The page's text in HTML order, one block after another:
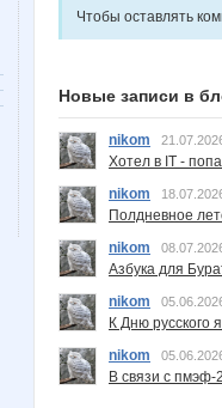
Чтобы оставлять
Новые записи в
nikom
Хотел в IT -
nikom
Полдневное
nikom
Азбука для
nikom
К Дню русского
nikom
В связи с пмэф-